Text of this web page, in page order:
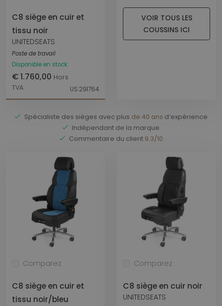
C8 siège en cuir et
tissu noir
UNITEDSEATS
Poste de travail
Disponible en stock
€ 1.760,00 Hors
TVA
US.291764
Comparez
C8 siège en cuir et
tissu noir/bleu
Comparez
C8 siège en cuir noir
UNITEDSEATS
VOIR TOUS LES
COUSSINS ICI
Spécialiste des sièges avec plus de 40 ans d’expérience
Indépendant de la marque
Commentaire du client 9.3/10